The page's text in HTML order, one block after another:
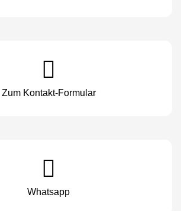
Zum Kontakt-Formular
Whatsapp